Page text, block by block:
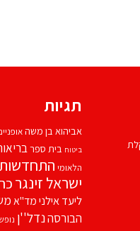
תגיות
אביהוא בן משה
ביטוח בית ספר
הלאומי התחדשות
ישראל זינגר
ליעד אילנימד''א
הבורסהנדל''ן